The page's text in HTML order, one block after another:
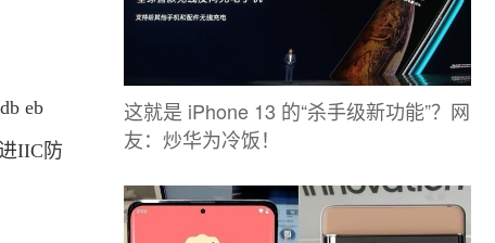
eb
IIC防
这就是 iPhone 13 的“杀手级新功能”？网
友：炒华为冷饭！